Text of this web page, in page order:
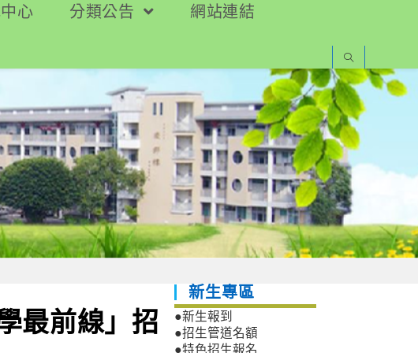
心 分類公告
網站連結
最前線」招
新生專區
●新生報到
●招生管道名額
●特色招生報名